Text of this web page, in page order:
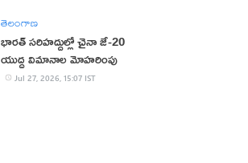
తెలంగాణ
భారత్ సరిహద్దుల్లో చైనా జే-20
యుద్ధ విమానాల మోహరింపు
Jul 27, 2026, 15:07 IST